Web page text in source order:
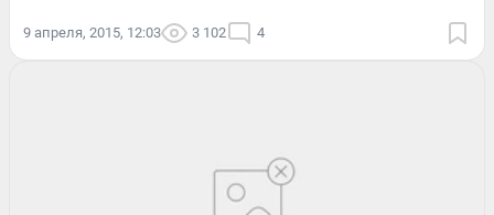
9 апреля, 2015, 12:03 3 102 4